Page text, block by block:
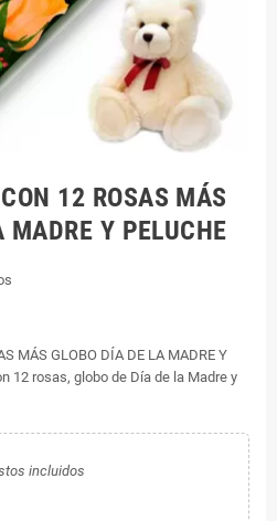
12 ROSAS MÁS
MADRE Y PELUCHE
MÁS GLOBO DÍA DE LA MADRE Y
12 rosas, globo de Día de la Madre y
incluidos